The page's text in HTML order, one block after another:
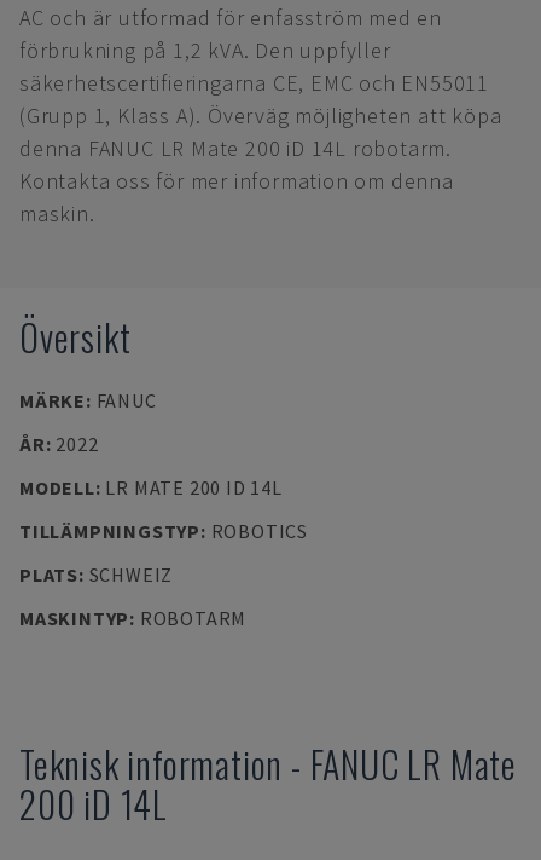
AC och är utformad för enfasström med en
förbrukning på 1,2 kVA. Den uppfyller
säkerhetscertifieringarna CE, EMC och EN55011
(Grupp 1, Klass A). Överväg möjligheten att köpa
denna FANUC LR Mate 200 iD 14L robotarm.
Kontakta oss för mer information om denna
maskin.
Översikt
MÄRKE: FANUC
ÅR: 2022
MODELL: LR MATE 200 ID 14L
TILLÄMPNINGSTYP: ROBOTICS
PLATS: SCHWEIZ
MASKINTYP: ROBOTARM
Teknisk information - FANUC LR Mate
200 iD 14L